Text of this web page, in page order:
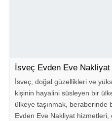
İsveç Evden Eve Nakliyat
İsveç, doğal güzellikleri ve
kişinin hayalini süsleyen bir
ülkeye taşınmak, beraberinde
Evden Eve Nakliyat hizmetleri,